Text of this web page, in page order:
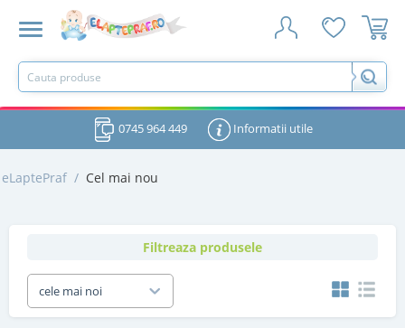
0745 964 449 Informatii utile
eLaptePraf / Cel mai nou
Filtreaza produsele
cele mai noi